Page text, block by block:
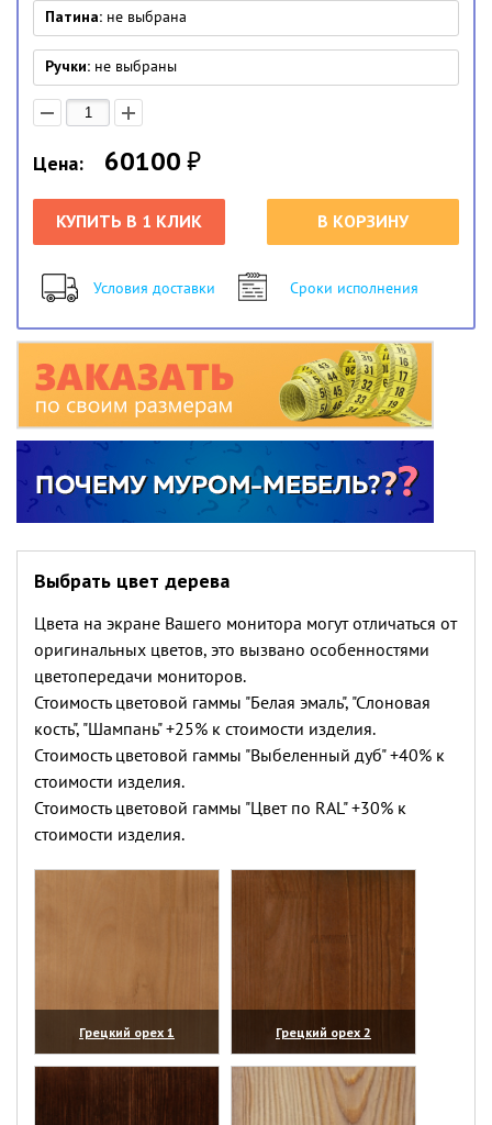
Патина: не выбрана
Ручки: не выбраны
Цена: 60100₽
КУПИТЬ В 1 КЛИК В КОРЗИНУ
Условия доставки Сроки исполнения
Выбрать цвет дерева
Цвета на экране Вашего монитора могут отличаться от
оригинальных цветов, это вызвано особенностями
цветопередачи мониторов.
Стоимость цветовой гаммы "Белая эмаль", "Слоновая
кость", "Шампань" +25% к стоимости изделия.
Стоимость цветовой гаммы "Выбеленный дуб" +40% к
стоимости изделия.
Стоимость цветовой гаммы "Цвет по RAL" +30% к
стоимости изделия.
Грецкий орех 1
(увеличить)
Грецкий орех 2
(увеличить)